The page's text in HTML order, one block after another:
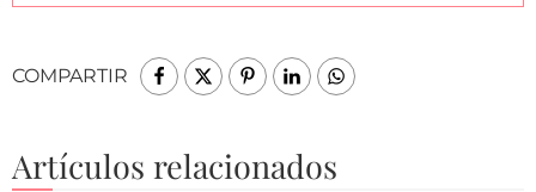
COMPARTIR
Artículos relacionados